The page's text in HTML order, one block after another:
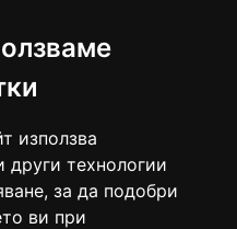
използва
други технологии
за да подобри
ви при